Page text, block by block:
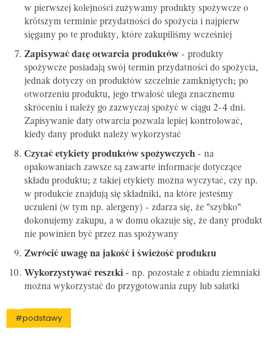
w pierwszej kolejności zużywamy produkty spożywcze o
krótszym terminie przydatności do spożycia i najpierw
sięgamy po te produkty, które zakupiliśmy wcześniej
Zapisywać datę otwarcia produktów - produkty
spożywcze posiadają swój termin przydatności do spożycia,
jednak dotyczy on produktów szczelnie zamkniętych; po
otworzeniu produktu, jego trwałość ulega znacznemu
skróceniu i należy go zazwyczaj spożyć w ciągu 2-4 dni.
Zapisywanie daty otwarcia pozwala lepiej kontrolować,
kiedy dany produkt należy wykorzystać
Czytać etykiety produktów spożywczych- na
opakowaniach zawsze są zawarte informacje dotyczące
składu produktu; z takiej etykiety można wyczytać, czy np.
w produkcie znajdują się składniki, na które jesteśmy
uczuleni (w tym np. alergeny) - zdarza się, że "szybko"
dokonujemy zakupu, a w domu okazuje się, że dany produkt
nie powinien być przez nas spożywany
Zwrócić uwagę na jakość i świeżość produktu
Wykorzystywać resztki - np. pozostałe z obiadu ziemniaki
można wykorzystać do przygotowania zupy lub sałatki
#podstawy